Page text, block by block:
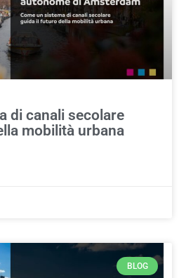
di canali secolare
mobilità urbana
BLOG